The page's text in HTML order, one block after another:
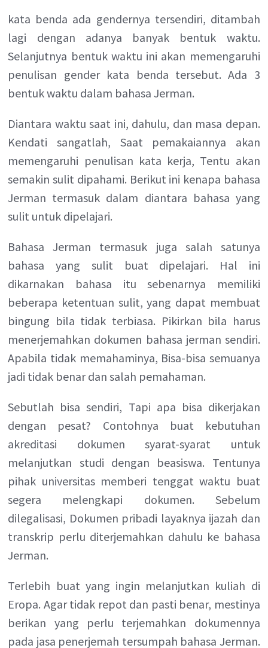
kata benda ada gendernya tersendiri, ditambah
lagi dengan adanya banyak bentuk waktu.
Selanjutnya bentuk waktu ini akan memengaruhi
penulisan gender kata benda tersebut. Ada 3
bentuk waktu dalam bahasa Jerman.
Diantara waktu saat ini, dahulu, dan masa depan.
Kendati sangatlah, Saat pemakaiannya akan
memengaruhi penulisan kata kerja, Tentu akan
semakin sulit dipahami. Berikut ini kenapa bahasa
Jerman termasuk dalam diantara bahasa yang
sulit untuk dipelajari.
Bahasa Jerman termasuk juga salah satunya
bahasa yang sulit buat dipelajari. Hal ini
dikarnakan bahasa itu sebenarnya memiliki
beberapa ketentuan sulit, yang dapat membuat
bingung bila tidak terbiasa. Pikirkan bila harus
menerjemahkan dokumen bahasa jerman sendiri.
Apabila tidak memahaminya, Bisa-bisa semuanya
jadi tidak benar dan salah pemahaman.
Sebutlah bisa sendiri, Tapi apa bisa dikerjakan
dengan pesat? Contohnya buat kebutuhan
akreditasi dokumen syarat-syarat untuk
melanjutkan studi dengan beasiswa. Tentunya
pihak universitas memberi tenggat waktu buat
segera melengkapi dokumen. Sebelum
dilegalisasi, Dokumen pribadi layaknya ijazah dan
transkrip perlu diterjemahkan dahulu ke bahasa
Jerman.
Terlebih buat yang ingin melanjutkan kuliah di
Eropa. Agar tidak repot dan pasti benar, mestinya
berikan yang perlu terjemahkan dokumennya
pada jasa penerjemah tersumpah bahasa Jerman.